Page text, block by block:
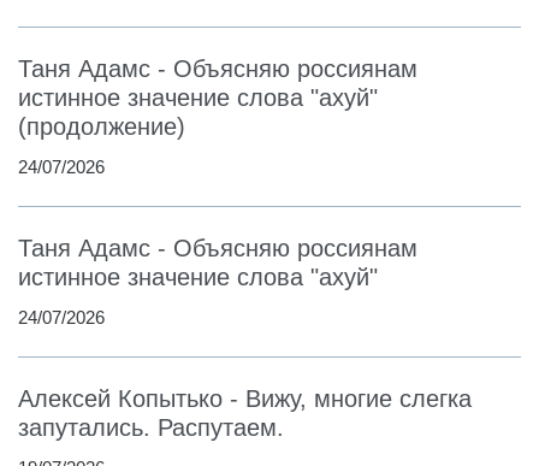
Таня Адамс - Объясняю россиянам
истинное значение слова "ахуй"
(продолжение)
24/07/2026
Таня Адамс - Объясняю россиянам
истинное значение слова "ахуй"
24/07/2026
Алексей Копытько - Вижу, многие слегка
запутались. Распутаем.